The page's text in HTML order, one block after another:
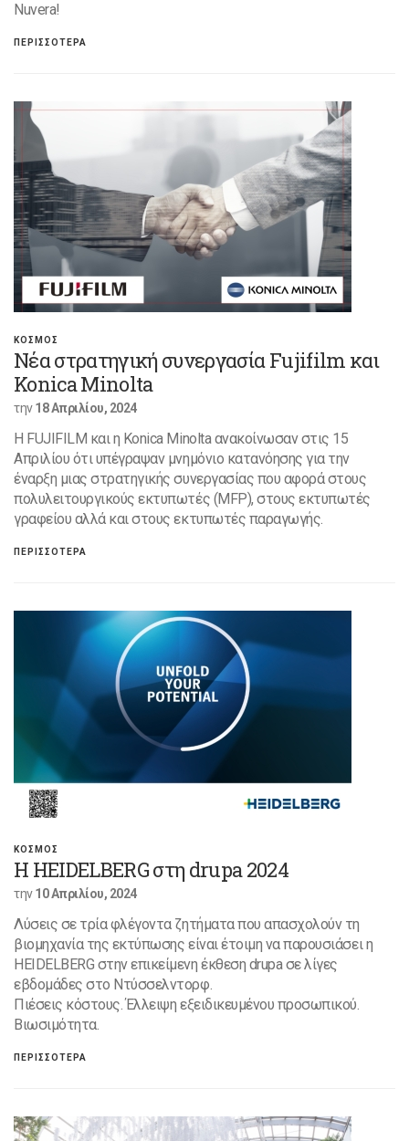
Nuvera!
ΠΕΡΙΣΣΟΤΕΡΑ
ΚΟΣΜΟΣ
Νέα στρατηγική συνεργασία Fujifilm και
Konica Minolta
την18 Απριλίου, 2024
Η FUJIFILM και η Konica Minolta ανακοίνωσαν στις 15
Απριλίου ότι υπέγραψαν μνημόνιο κατανόησης για την
έναρξη μιας στρατηγικής συνεργασίας που αφορά στους
πολυλειτουργικούς εκτυπωτές (MFP), στους εκτυπωτές
γραφείου αλλά και στους εκτυπωτές παραγωγής.
ΠΕΡΙΣΣΟΤΕΡΑ
ΚΟΣΜΟΣ
Η HEIDELBERG στη drupa 2024
την10 Απριλίου, 2024
Λύσεις σε τρία φλέγοντα ζητήματα που απασχολούν τη
βιομηχανία της εκτύπωσης είναι έτοιμη να παρουσιάσει η
HEIDELBERG στην επικείμενη έκθεση drupa σε λίγες
εβδομάδες στο Ντύσσελντορφ.
Πιέσεις κόστους. Έλλειψη εξειδικευμένου προσωπικού.
Βιωσιμότητα.
ΠΕΡΙΣΣΟΤΕΡΑ